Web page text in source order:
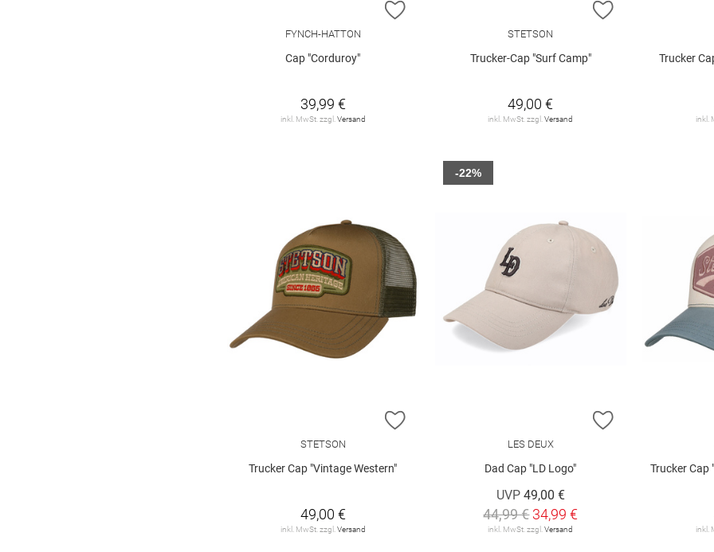
ZUR WUNSCHLISTE HINZUFÜGEN
FYNCH-HATTON
Cap "Corduroy"
39,99 €
inkl. MwSt. zzgl. Versand
ZUR
STETSON
Trucker-Cap "Surf Camp"
49,00 €
inkl. MwSt. zzgl.Versand
Trucker
inkl.
ZUR WUNSCHLISTE HINZUFÜGEN
STETSON
Trucker Cap "Vintage Western"
49,00 €
inkl. MwSt. zzgl. Versand
ZUR
LES DEUX
Dad Cap "LD Logo"
UVP 49,00 €
44,99 € 34,99 €
inkl. MwSt. zzgl.Versand
-22%
Trucker Cap
inkl.